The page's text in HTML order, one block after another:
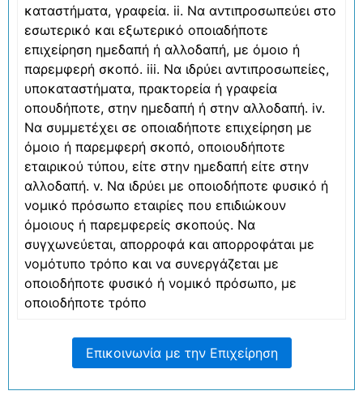
καταστήματα, γραφεία. ii. Να αντιπροσωπεύει στο
εσωτερικό και εξωτερικό οποιαδήποτε
επιχείρηση ημεδαπή ή αλλοδαπή, με όμοιο ή
παρεμφερή σκοπό. iii. Να ιδρύει αντιπροσωπείες,
υποκαταστήματα, πρακτορεία ή γραφεία
οπουδήποτε, στην ημεδαπή ή στην αλλοδαπή. iv.
Να συμμετέχει σε οποιαδήποτε επιχείρηση με
όμοιο ή παρεμφερή σκοπό, οποιουδήποτε
εταιρικού τύπου, είτε στην ημεδαπή είτε στην
αλλοδαπή. v. Να ιδρύει με οποιοδήποτε φυσικό ή
νομικό πρόσωπο εταιρίες που επιδιώκουν
όμοιους ή παρεμφερείς σκοπούς. Να
συγχωνεύεται, απορροφά και απορροφάται με
νομότυπο τρόπο και να συνεργάζεται με
οποιοδήποτε φυσικό ή νομικό πρόσωπο, με
οποιοδήποτε τρόπο
Επικοινωνία με την Επιχείρηση